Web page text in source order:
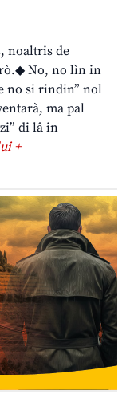
noaltris de
No, no lìn in
no si rindin” nol
ma pal
di lâ in
+